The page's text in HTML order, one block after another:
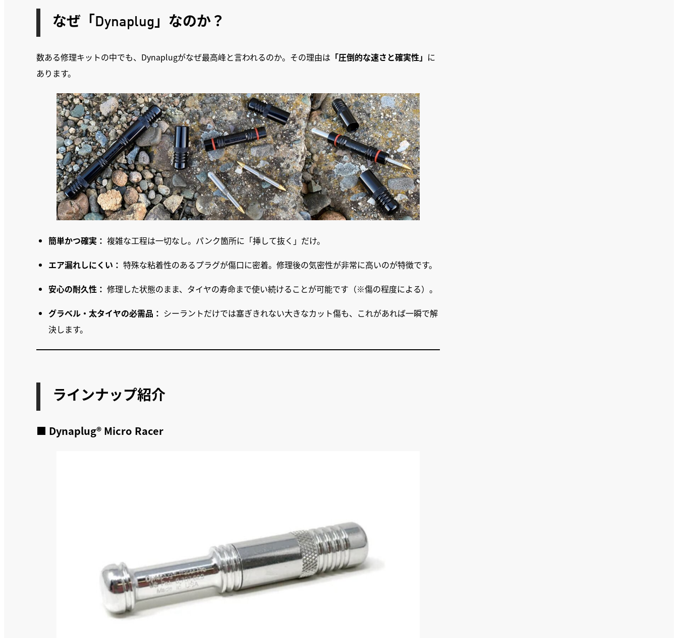
なぜ「Dynaplug」なのか？
数ある修理キットの中でも、Dynaplugがなぜ最高峰と言われるのか。その理由は 「圧倒的な速さと確実性」 に
あります。
簡単かつ確実： 複雑な工程は一切なし。パンク箇所に「挿して抜く」だけ。
エア漏れしにくい： 特殊な粘着性のあるプラグが傷口に密着。修理後の気密性が非常に高いのが特徴です。
安心の耐久性： 修理した状態のまま、タイヤの寿命まで使い続けることが可能です（※傷の程度による）。
グラベル・太タイヤの必需品： シーラントだけでは塞ぎきれない大きなカット傷も、これがあれば一瞬で解
決します。
ラインナップ紹介
■ Dynaplug® Micro Racer